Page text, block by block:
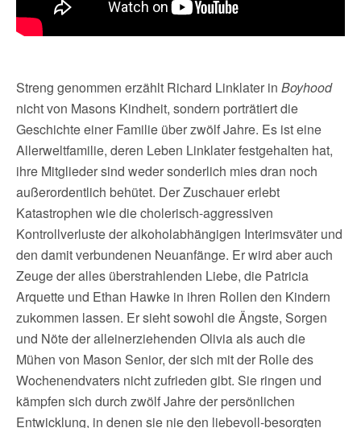
Streng genommen erzählt Richard Linklater in Boyhood
nicht von Masons Kindheit, sondern porträtiert die
Geschichte einer Familie über zwölf Jahre. Es ist eine
Allerweltfamilie, deren Leben Linklater festgehalten hat,
ihre Mitglieder sind weder sonderlich mies dran noch
außerordentlich behütet. Der Zuschauer erlebt
Katastrophen wie die cholerisch-aggressiven
Kontrollverluste der alkoholabhängigen Interimsväter und
den damit verbundenen Neuanfänge. Er wird aber auch
Zeuge der alles überstrahlenden Liebe, die Patricia
Arquette und Ethan Hawke in ihren Rollen den Kindern
zukommen lassen. Er sieht sowohl die Ängste, Sorgen
und Nöte der alleinerziehenden Olivia als auch die
Mühen von Mason Senior, der sich mit der Rolle des
Wochenendvaters nicht zufrieden gibt. Sie ringen und
kämpfen sich durch zwölf Jahre der persönlichen
Entwicklung, in denen sie nie den liebevoll-besorgten